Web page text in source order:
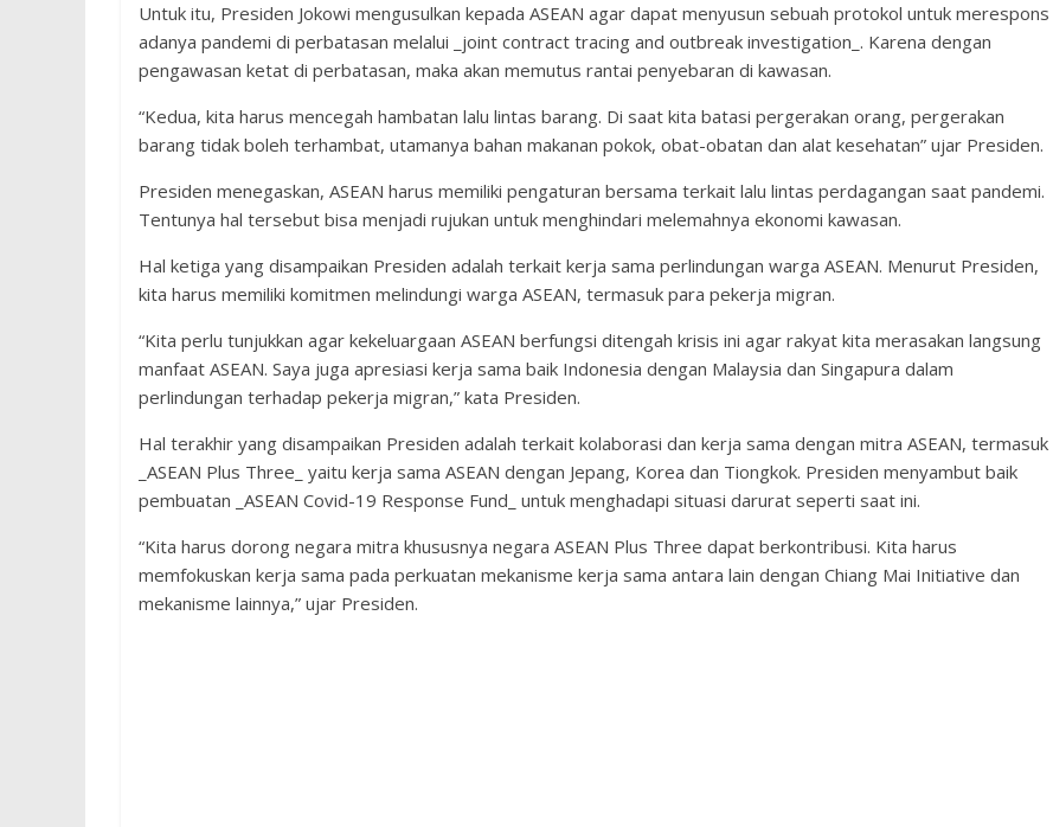
Untuk itu, Presiden Jokowi mengusulkan kepada ASEAN agar dapat menyusun sebuah protokol untuk merespons
adanya pandemi di perbatasan melalui _joint contract tracing and outbreak investigation_. Karena dengan
pengawasan ketat di perbatasan, maka akan memutus rantai penyebaran di kawasan.
“Kedua, kita harus mencegah hambatan lalu lintas barang. Di saat kita batasi pergerakan orang, pergerakan
barang tidak boleh terhambat, utamanya bahan makanan pokok, obat-obatan dan alat kesehatan” ujar Presiden.
Presiden menegaskan, ASEAN harus memiliki pengaturan bersama terkait lalu lintas perdagangan saat pandemi.
Tentunya hal tersebut bisa menjadi rujukan untuk menghindari melemahnya ekonomi kawasan.
Hal ketiga yang disampaikan Presiden adalah terkait kerja sama perlindungan warga ASEAN. Menurut Presiden,
kita harus memiliki komitmen melindungi warga ASEAN, termasuk para pekerja migran.
“Kita perlu tunjukkan agar kekeluargaan ASEAN berfungsi ditengah krisis ini agar rakyat kita merasakan langsung
manfaat ASEAN. Saya juga apresiasi kerja sama baik Indonesia dengan Malaysia dan Singapura dalam
perlindungan terhadap pekerja migran,” kata Presiden.
Hal terakhir yang disampaikan Presiden adalah terkait kolaborasi dan kerja sama dengan mitra ASEAN, termasuk
_ASEAN Plus Three_ yaitu kerja sama ASEAN dengan Jepang, Korea dan Tiongkok. Presiden menyambut baik
pembuatan _ASEAN Covid-19 Response Fund_ untuk menghadapi situasi darurat seperti saat ini.
“Kita harus dorong negara mitra khususnya negara ASEAN Plus Three dapat berkontribusi. Kita harus
memfokuskan kerja sama pada perkuatan mekanisme kerja sama antara lain dengan Chiang Mai Initiative dan
mekanisme lainnya,” ujar Presiden.